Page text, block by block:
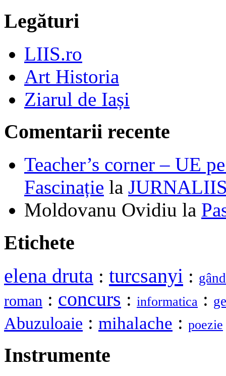
Legături
LIIS.ro
Art Historia
Ziarul de Iași
Comentarii recente
Teacher’s corner – UE
Fascinație la
Moldovanu Ovidiu la
Etichete
elena druta : turcsanyi :
roman : concurs : informatica :
Abuzuloaie : mihalache : poezie
Instrumente